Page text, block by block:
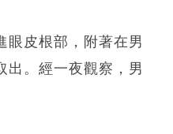
眼皮根部，附著在男
出。經一夜觀察，男